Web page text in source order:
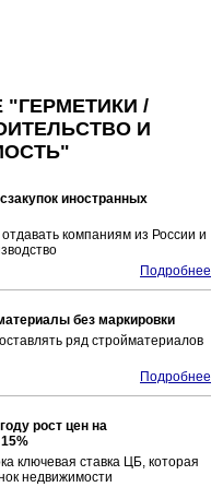
/
И
иностранных
компаниям из России и
Подробнее
без маркировки
ряд стройматериалов
Подробнее
рост цен на
ключевая ставка ЦБ, которая
недвижимости